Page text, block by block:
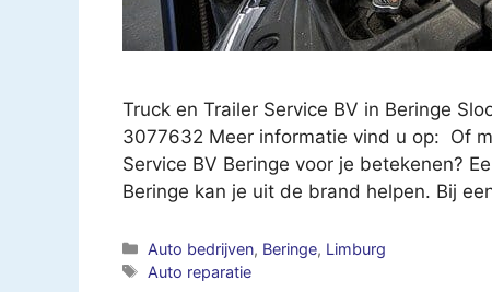
Truck en Trailer Service BV in Beringe
3077632 Meer informatie vind u op: Of
Service BV Beringe voor je betekenen?
Beringe kan je uit de brand helpen. Bij
Categorieën
Auto bedrijven, Beringe, Limburg
Tags
Auto reparatie